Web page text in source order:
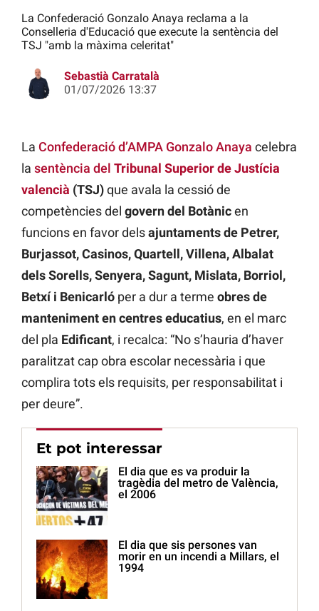
La Confederació Gonzalo Anaya reclama a la
Conselleria d'Educació que execute la sentència del
TSJ "amb la màxima celeritat"
Sebastià Carratalà
01/07/2026 13:37
La Confederació d’AMPA Gonzalo Anaya celebra
la sentència del Tribunal Superior de Justícia
valencià (TSJ)que avala la cessió de
competències del govern del Botànicen
funcions en favor delsajuntaments de Petrer,
Burjassot, Casinos, Quartell, Villena, Albalat
dels Sorells, Senyera, Sagunt, Mislata, Borriol,
Betxí i Benicarló per a dur a terme obres de
manteniment en centres educatius, en el marc
del pla Edificant, i recalca: “No s’hauria d’haver
paralitzat cap obra escolar necessària i que
complira tots els requisits, per responsabilitat i
per deure”.
Et pot interessar
El dia que es va produir la
tragèdia del metro de València,
el 2006
El dia que sis persones van
morir en un incendi a Millars, el
1994